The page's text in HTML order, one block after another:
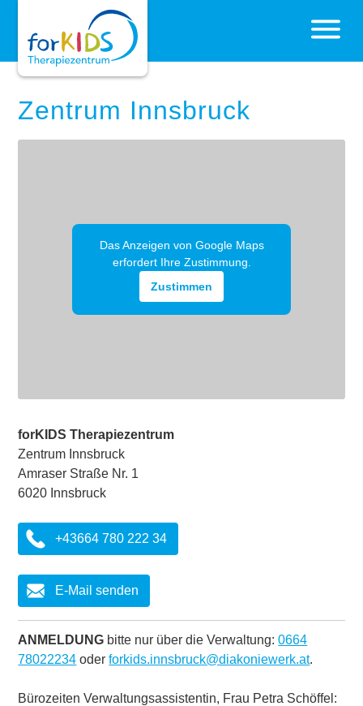
Zentrum Innsbruck
Das Anzeigen von Google Maps
erfordert Ihre Zustimmung.
Zustimmen
forKIDS Therapiezentrum
Zentrum Innsbruck
Amraser Straße Nr. 1
6020 Innsbruck
+43664 780 222 34
E-Mail senden
ANMELDUNG bitte nur über die Verwaltung:0664
78022234 oderforkids.innsbruck@diakoniewerk.at.
Bürozeiten Verwaltungsassistentin, Frau Petra Schöffel: